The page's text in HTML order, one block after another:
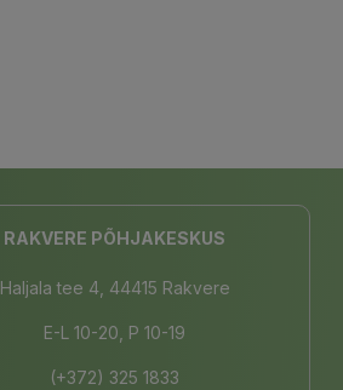
RAKVERE PÕHJAKESKUS
Haljala tee 4, 44415 Rakvere
E-L 10-20, P 10-19
(+372) 325 1833